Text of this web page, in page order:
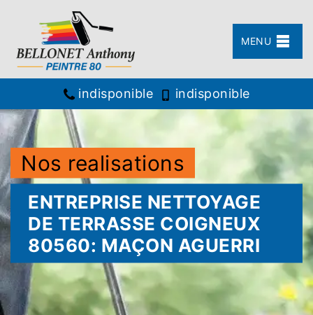
MENU
indisponible indisponible
Nos realisations
ENTREPRISE NETTOYAGE
DE TERRASSE COIGNEUX
80560: MAÇON AGUERRI